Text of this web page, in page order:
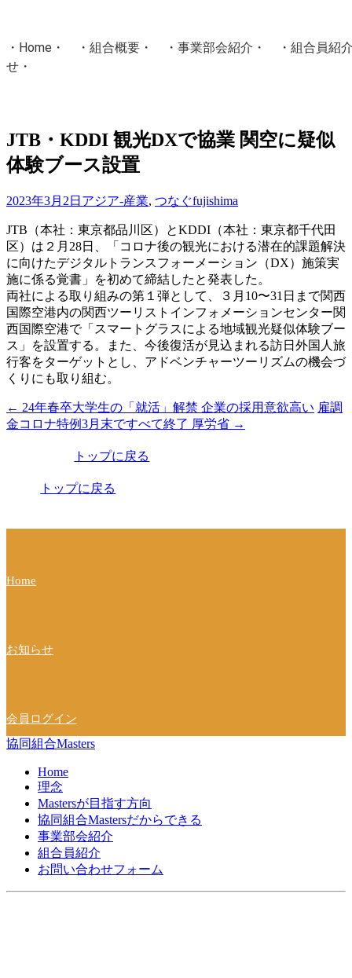
・ Home ・ ・ 組合概要 ・ ・ 事業部会紹介 ・ ・ 組合員紹
せ ・
国土交通省・経済産業省・農林水産省・厚生労働省 認可
JTB・KDDI 観光DXで協業 関空に疑似
体験ブース設置
2023年3月2日 アジア-産業, つなぐfujishima
JTB（本社：東京都品川区）とKDDI（本社：東京都千代田
区）は２月28日、「コロナ後の観光における潜在的課題解決
に向けたデジタルトランスフォーメーション（DX）施策実
施に係る覚書」を初めて締結したと発表した。
両社による取り組みの第１弾として、３月10〜31日まで関西
国際空港内の関西ツーリストインフォメーションセンター関
西国際空港で「スマートグラスによる地域観光疑似体験ブー
ス」を設置する。また、今後復活が見込まれる訪日外国人旅
行客をターゲットとし、アドベンチャーツーリズムの機会づ
くりにも取り組む。
投
稿
ョ
← 24年春卒大学生の「就活」解禁 企業の採用意欲高い 雇調
金コロナ特例3月末ですべて終了 厚労省 →
トップに戻る
トップに戻る
Home
お知らせ
会員ログイン
協同組合Masters
Home
理念
Mastersが目指す方向
協同組合Mastersだからできる
事業部会紹介
組合員紹介
お問い合わせフォーム